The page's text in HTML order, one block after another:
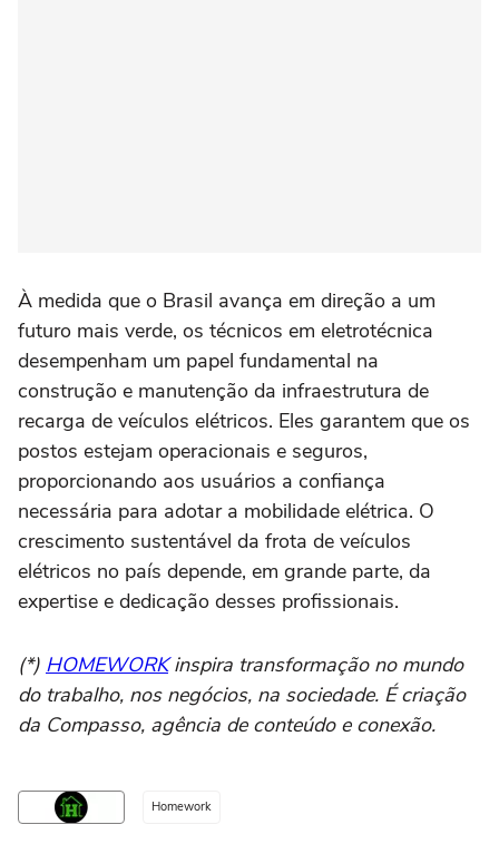
À medida que o Brasil avança em direção a um
futuro mais verde, os técnicos em eletrotécnica
desempenham um papel fundamental na
construção e manutenção da infraestrutura de
recarga de veículos elétricos. Eles garantem que os
postos estejam operacionais e seguros,
proporcionando aos usuários a confiança
necessária para adotar a mobilidade elétrica. O
crescimento sustentável da frota de veículos
elétricos no país depende, em grande parte, da
expertise e dedicação desses profissionais.
(*) HOMEWORKinspira transformação no mundo
do trabalho, nos negócios, na sociedade. É criação
da Compasso, agência de conteúdo e conexão.
Homework